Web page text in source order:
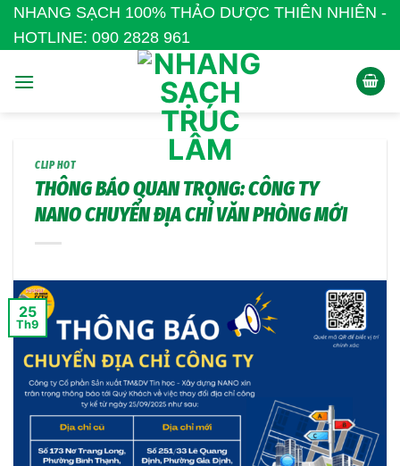
Bỏ
qua
nội
dung
NHANG SẠCH 100% THẢO DƯỢC THIÊN NHIÊN -
HOTLINE: 090 2828 961
CLIP HOT
THÔNG BÁO QUAN TRỌNG: CÔNG TY
NANO CHUYỂN ĐỊA CHỈ VĂN PHÒNG MỚI
25
Th9